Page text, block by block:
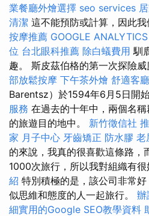
業餐廳外燴選擇 seo services
清潔 這不能預防或計算，因此我
按摩推薦 GOOGLE ANALYTICS
位 台北眼科推薦 除白蟻費用 馴
趣。 斯皮茲伯格的第一次探險
部放鬆按摩 下午茶外燴 舒適客
Barentsz）於1594年6月5日開
服務 在過去的十年中，兩個名
的旅遊目的地中。 新竹徵信社
家 月子中心 牙齒矯正 防水膠 老
的來說，我真的很喜歡這條路，
1000次旅行，所以我對組織有很
紹 特別積極的是，該公司非常
似思維和態度的人一起旅行。 辦
細實用的Google SEO教學資料